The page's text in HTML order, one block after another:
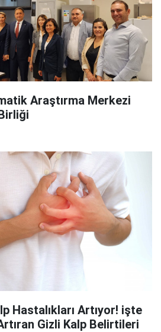
Araştırma Merkezi
Hastalıkları Artıyor! işte
Gizli Kalp Belirtileri